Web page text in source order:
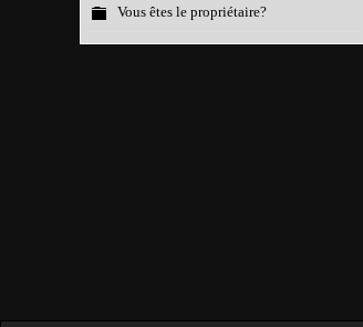
Vous êtes le propriétaire?